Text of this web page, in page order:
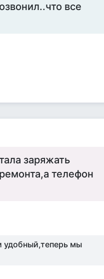
все
заряжать
телефон
удобный,теперь мы